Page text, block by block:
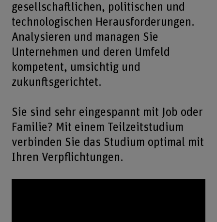
gesellschaftlichen, politischen und
technologischen Herausforderungen.
Analysieren und managen Sie
Unternehmen und deren Umfeld
kompetent, umsichtig und
zukunftsgerichtet.
Sie sind sehr eingespannt mit Job oder
Familie? Mit einem Teilzeitstudium
verbinden Sie das Studium optimal mit
Ihren Verpflichtungen.